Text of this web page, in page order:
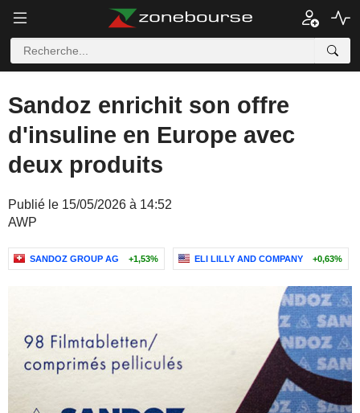
Sandoz enrichit son offre
d'insuline en Europe avec
deux produits
Publié le 15/05/2026 à 14:52
AWP
SANDOZ GROUP AG +1,53% ELI LILLY AND COMPANY +0,63%